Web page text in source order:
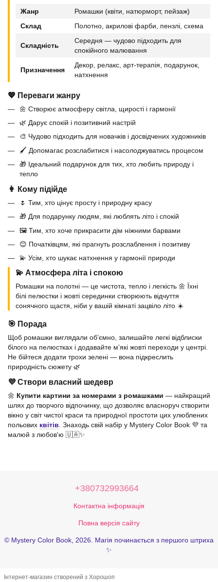
Жанр
Ромашки (квіти, натюрморт, пейзаж)
Склад
Полотно, акрилові фарби, пензлі, схема
Складність
Середня — чудово підходить для
спокійного малювання
Призначення
Декор, релакс, арт-терапія, подарунок,
натхнення
💖 Переваги жанру
🌼 Створює атмосферу світла, щирості і гармонії
🌿 Дарує спокій і позитивний настрій
🎨 Чудово підходить для новачків і досвідчених художників
🖌 Допомагає розслабитися і насолоджуватись процесом
🎁 Ідеальний подарунок для тих, хто любить природу і
тепло
👩 Кому підійде
🌷 Тим, хто цінує просту і природну красу
🎁 Для подарунку людям, які люблять літо і спокій
🖼 Тим, хто хоче прикрасити дім ніжними барвами
😊 Початківцям, які прагнуть розслаблення і позитиву
💫 Усім, хто шукає натхнення у гармонії природи
💫 Атмосфера літа і спокою
Ромашки на полотні — це чистота, тепло і легкість 🌼 Їхні
білі пелюстки і жовті серединки створюють відчуття
сонячного щастя, ніби у вашій кімнаті зацвіло літо ☀️
🎯 Порада
Щоб ромашки виглядали об’ємно, залишайте легкі відблиски
білого на пелюстках і додавайте м’які жовті переходи у центрі.
Не бійтеся додати трохи зелені — вона підкреслить
природність сюжету 🌿
💜 Створи власний шедевр
🌼 Купити картини за номерами з ромашками — найкращий
шлях до творчого відпочинку, що дозволяє власноруч створити
вікно у світ чистої краси та природної простоти цих улюблених
польових квітів . Знаходь свій набір у Mystery Color Book 💜 та
малюй з любов'ю 🇺🇦✨
+380732993664
Контактна інформація
Повна версія сайту
© Mystery Color Book, 2026. Магія починається з першого штриха
✨
Інтернет-магазин створений з Хорошоп